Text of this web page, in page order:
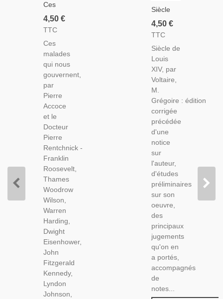
Ces
Malades
Qui
Gouvernent,
Pierre
Accoce
Et
Rentchnick,
1977 -
Santé
Hommes
Politiques,
Politique,
4,50 €
TTC
Ces
malades
qui nous
gouvernent,
par
Pierre
Accoce
et le
Docteur
Pierre
Rentchnick -
Franklin
Roosevelt,
Thames
Woodrow
Wilson,
Warren
Harding,
Dwight
Eisenhower,
John
Fitzgerald
Kennedy,
Lyndon
Johnson,
Siècle
De Louis
XIV Par
M.
Grégoire,
1899 -
Littérature
XVIIIe,
Histoire
XVIIe
Siècle,
Monarchie,
4,50 €
TTC
Siècle de
Louis
XIV, par
Voltaire,
M.
Grégoire : édition
corrigée
précédée
d'une
notice
sur
l'auteur,
d'études
préliminaires
sur son
oeuvre,
des
principaux
jugements
qu'on en
a portés,
accompagnés
de
notes...